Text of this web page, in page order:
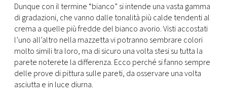
Dunque con il termine “bianco” si intende una vasta gamma
di gradazioni, che vanno dalle tonalità più calde tendenti al
crema a quelle più fredde del bianco avorio. Visti accostati
l’uno all’altro nella mazzetta vi potranno sembrare colori
molto simili tra loro, ma di sicuro una volta stesi su tutta la
parete noterete la differenza. Ecco perché si fanno sempre
delle prove di pittura sulle pareti, da osservare una volta
asciutta e in luce diurna.